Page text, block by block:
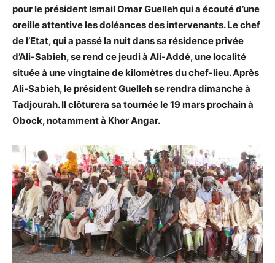
pour le président Ismail Omar Guelleh qui a écouté d’une
oreille attentive les doléances des intervenants. Le chef
de l’Etat, qui a passé la nuit dans sa résidence privée
d’Ali-Sabieh, se rend ce jeudi à Ali-Addé, une localité
située à une vingtaine de kilomètres du chef-lieu. Après
Ali-Sabieh, le président Guelleh se rendra dimanche à
Tadjourah. Il clôturera sa tournée le 19 mars prochain à
Obock, notamment à Khor Angar.